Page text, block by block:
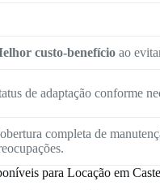
custo-benefício ao
de adaptação conforme
completa de
para Locação em